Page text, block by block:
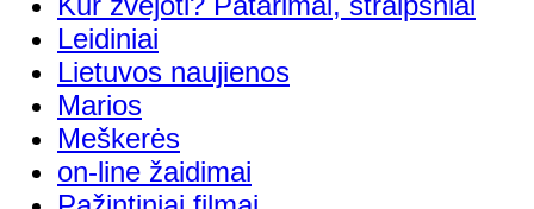
Leidiniai
Lietuvos naujienos
Marios
Meškerės
on-line žaidimai